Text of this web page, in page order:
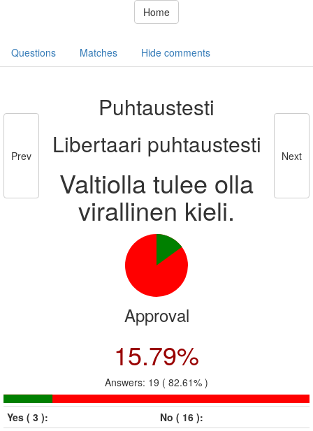
Home
Questions Matches Hide comments
Prev
Puhtaustesti
Libertaari puhtaustesti
Valtiolla tulee olla
virallinen kieli.
Next
Approval
15.79%
Answers: 19 ( 82.61% )
Yes ( 3 ):
No ( 16 ):